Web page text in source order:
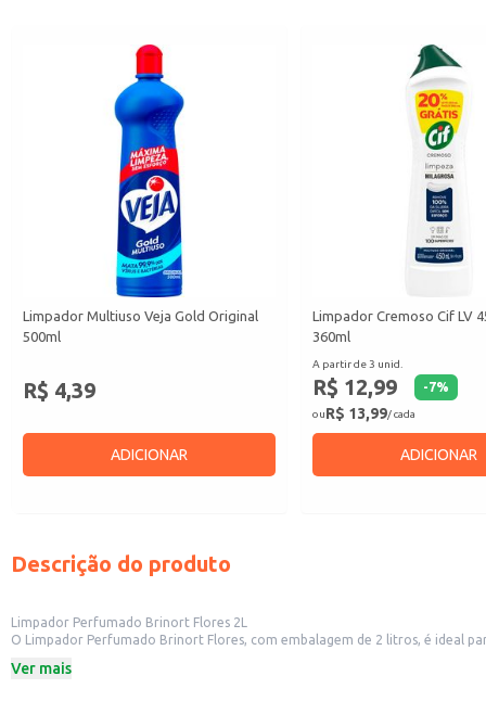
Limpador Multiuso Veja Gold Original
500ml
R$ 4,39
ADICIONAR
Limpador Cremoso Cif LV
360ml
A partir de 3 unid.
R$ 12,99 -7%
ouR$ 13,99/ cada
ADICIONAR
Descrição do produto
Limpador Perfumado Brinort Flores 2L
O Limpador Perfumado Brinort Flores, com embalagem de 2 litros, é ideal
Este produto é indicado para:
Ver mais